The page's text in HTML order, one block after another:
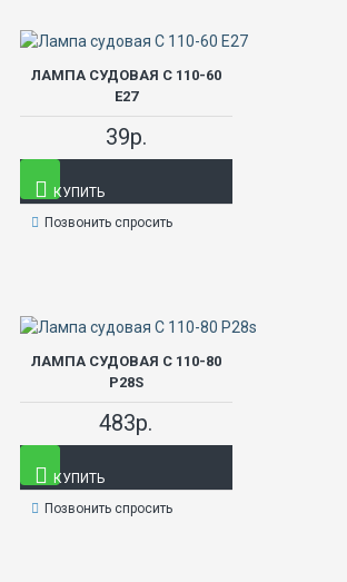
ЛАМПА СУДОВАЯ С 110-60
Е27
39р.
КУПИТЬ
Позвонить спросить
ЛАМПА СУДОВАЯ С 110-80
P28S
483р.
КУПИТЬ
Позвонить спросить